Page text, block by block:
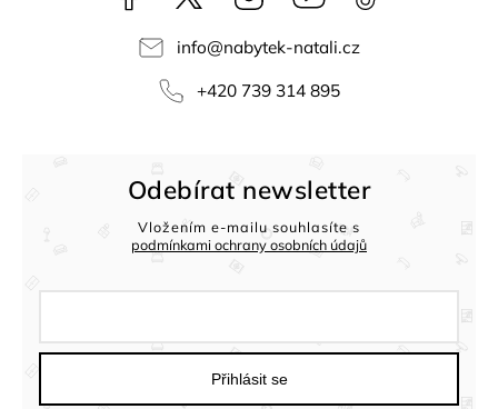
info@nabytek-natali.cz
+420 739 314 895
Odebírat newsletter
Vložením e-mailu souhlasíte s
podmínkami ochrany osobních údajů
Přihlásit se